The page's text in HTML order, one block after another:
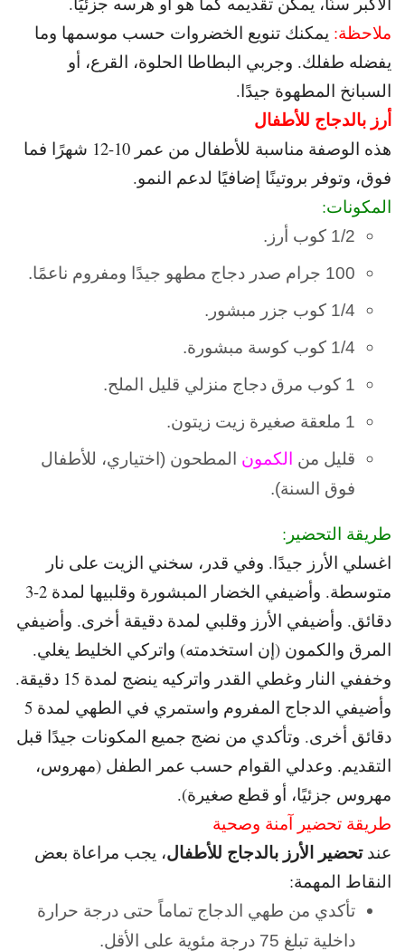
ملاحظة: يمكنك تنويع الخضروات حسب موسمها وما
يفضله طفلك. وجربي البطاطا الحلوة، القرع، أو
السبانخ المطهوة جيدًا.
أرز بالدجاج للأطفال
هذه الوصفة مناسبة للأطفال من عمر 10-12 شهرًا فما
فوق، وتوفر بروتينًا إضافيًا لدعم النمو.
المكونات:
1/2 كوب أرز.
100 جرام صدر دجاج مطهو جيدًا ومفروم ناعمًا.
1/4 كوب جزر مبشور.
1/4 كوب كوسة مبشورة.
1 كوب مرق دجاج منزلي قليل الملح.
1 ملعقة صغيرة زيت زيتون.
قليل من الكمون المطحون (اختياري، للأطفال
فوق السنة).
طريقة التحضير:
اغسلي الأرز جيدًا. وفي قدر، سخني الزيت على نار
متوسطة. و
أضيفي الخضار المبشورة وقلبيها لمدة 2-3
دقائق. وأضيفي الأرز وقلبي لمدة دقيقة أخرى. وأضيفي
المرق والكمون (إن استخدمته) واتركي الخليط يغلي.
و
خففي النار وغطي القدر واتركيه ينضج لمدة 15 دقيقة.
و
أضيفي الدجاج المفروم واستمري في الطهي لمدة 5
دقائق أخرى. وتأكدي من نضج جميع المكونات جيدًا قبل
التقديم. وعدلي القوام حسب عمر الطفل (مهروس،
مهروس جزئيًا، أو قطع صغيرة).
طريقة تحضير آمنة وصحية
عندتحضير الأرز بالدجاج للأطفال، يجب مراعاة بعض
النقاط المهمة:
تأكدي من طهي الدجاج تماماً حتى درجة حرارة
داخلية تبلغ 75 درجة مئوية على الأقل.